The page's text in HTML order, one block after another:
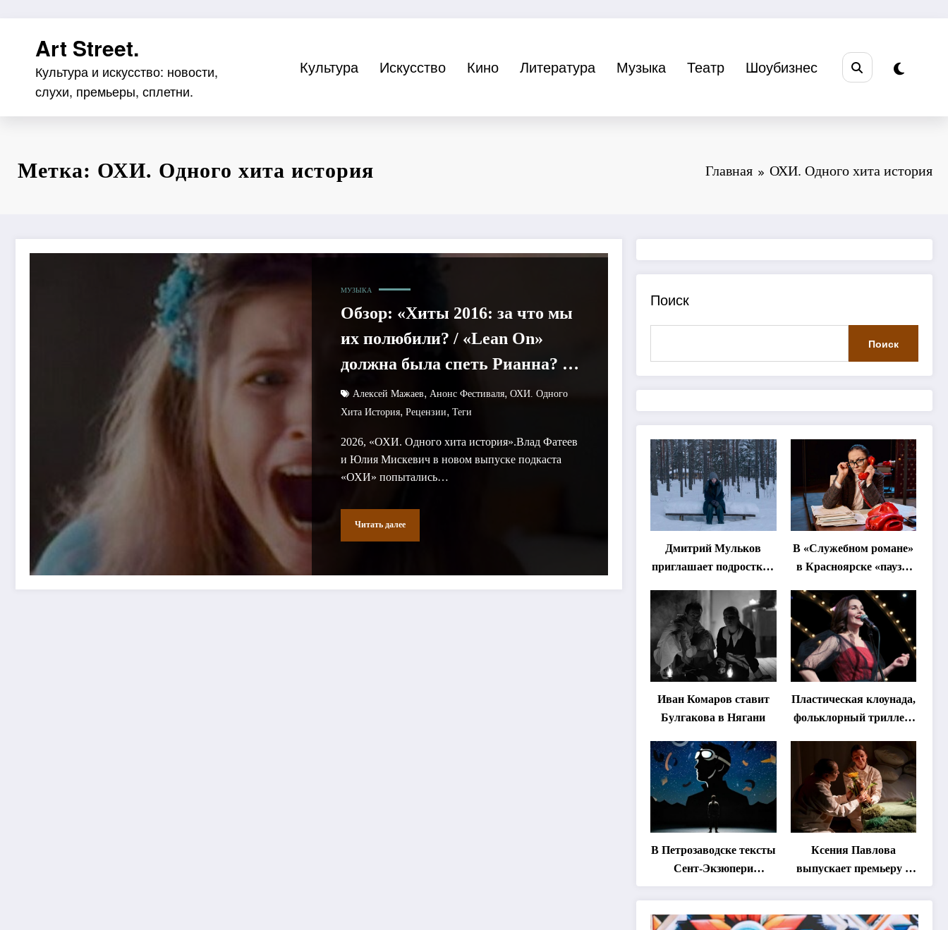
содержимомуArt Street.
Культура и искусство: новости,
слухи, премьеры, сплетни.
Культура Искусство Кино Литература Музыка Театр Шоубизнес
Метка: ОХИ. Одного хита история Главная ОХИ. Одного хита история
МУЗЫКА
Обзор: «Хиты 2016: за что мы
их полюбили? / «Lean On»
должна была спеть Рианна? /
ОХИ №42»
Алексей Мажаев, Анонс Фестиваля, ОХИ. Одного
Хита История, Рецензии, Теги
2026, «ОХИ. Одного хита история».Влад Фатеев
и Юлия Мискевич в новом выпуске подкаста
«ОХИ» попытались…
Читать далее
Поиск
Поиск
Дмитрий Мульков
приглашает подростков
«спектакль-
солостальгию»
В «Служебном романе»
в Красноярске «паузы
Иван Комаров ставит
Булгакова в Нягани
Пластическая клоунада,
фольклорный триллер,
Что покажут на втором
этапе фестиваля
«Монокль»
В Петрозаводске тексты
Сент-Экзюпери
переведут на язык
хореографии
Ксения Павлова
выпускает премьеру о
дружбе сурка и